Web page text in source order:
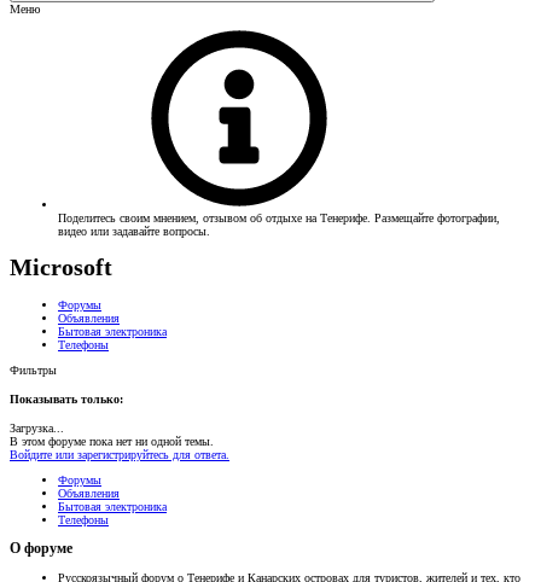
Меню
Поделитесь своим мнением, отзывом об отдыхе на Тенерифе. Размещайте фотографии,
видео или задавайте вопросы.
Microsoft
Форумы
Объявления
Бытовая электроника
Телефоны
Фильтры
Показывать только:
Загрузка...
В этом форуме пока нет ни одной темы.
Войдите или зарегистрируйтесь для ответа.
Форумы
Объявления
Бытовая электроника
Телефоны
О форуме
Русскоязычный форум о Тенерифе и Канарских островах для туристов, жителей и тех, кто